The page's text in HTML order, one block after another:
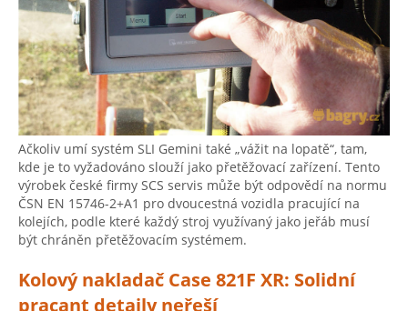
Ačkoliv umí systém SLI Gemini také „vážit na lopatě“, tam,
kde je to vyžadováno slouží jako přetěžovací zařízení. Tento
výrobek české firmy SCS servis může být odpovědí na normu
ČSN EN 15746-2+A1 pro dvoucestná vozidla pracující na
kolejích, podle které každý stroj využívaný jako jeřáb musí
být chráněn přetěžovacím systémem.
Kolový nakladač Case 821F XR: Solidní
pracant detaily neřeší